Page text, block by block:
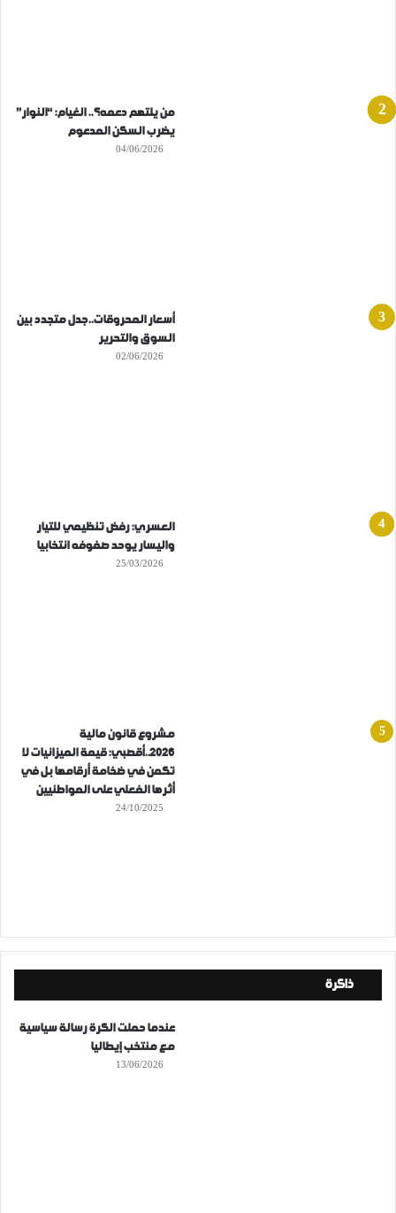
من يلتهم دعمه؟.. الغيام: “النوار”
يضرب السكن المدعوم
04/06/2026
أسعار المحروقات..جدل متجدد بين
السوق والتحرير
02/06/2026
العسري: رفض تنظيمي للتيار
واليسار يوحد صفوفه انتخابيا
25/03/2026
مشروع قانون مالية
2026..أقصبي: قيمة الميزانيات لا
تكمن في ضخامة أرقامها بل في
أثرها الفعلي على المواطنيين
24/10/2025
ذاكرة
عندما حملت الكرة رسالة سياسية
مع منتخب إيطاليا
13/06/2026